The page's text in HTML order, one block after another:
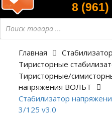
8 (961)
Главная
Тиристорные
Тиристорные/
напряжения ВОЛЬТ
Стабилизатор
3/125 v3.0